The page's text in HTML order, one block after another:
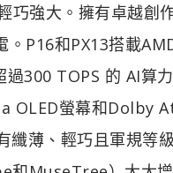
巧強大。擁有卓越
P16和PX13搭載
過300 TOPS 的 AI
OLED螢幕和Dolby
纖薄、輕巧且軍規